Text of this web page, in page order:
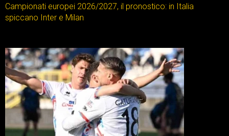
Campionati europei 2026/2027, il pronostico: in Italia
spiccano Inter e Milan